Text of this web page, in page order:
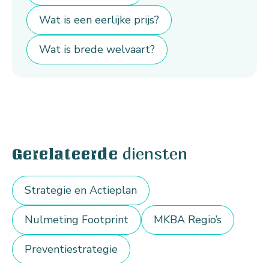
Wat is een eerlijke prijs?
Wat is brede welvaart?
Gerelateerde diensten
Strategie en Actieplan
Nulmeting Footprint MKBA Regio’s
Preventiestrategie